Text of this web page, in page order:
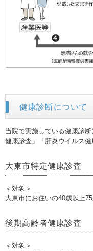
健康診断について
当院で実施している健康診
健康診査」「肝炎ウイルス健
大東市特定健康診査
＜対象＞
大東市にお住いの40歳以上
後期高齢者健康診査
＜対象＞